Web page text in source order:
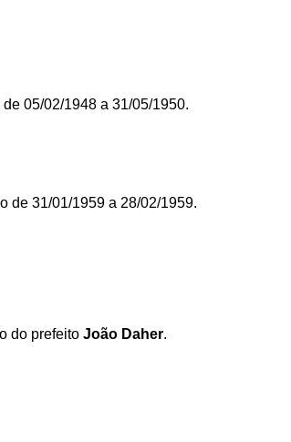
05/02/1948 a 31/05/1950.
de 31/01/1959 a 28/02/1959.
do prefeito João Daher.